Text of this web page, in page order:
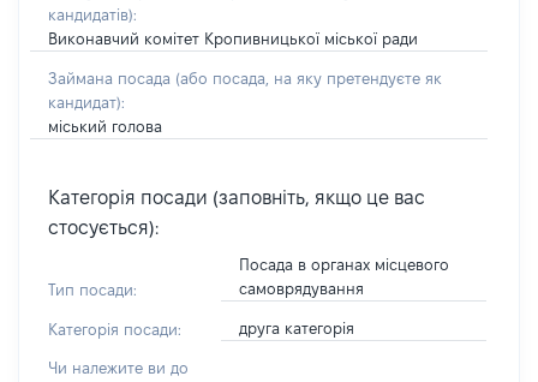
кандидатів):
Виконавчий комітет Кропивницької міської ради
Займана посада (або посада, на яку претендуєте як
кандидат):
міський голова
Категорія посади (заповніть, якщо це вас
стосується):
Тип посади:
Посада в органах місцевого
самоврядування
Категорія посади: друга категорія
Чи належите ви до